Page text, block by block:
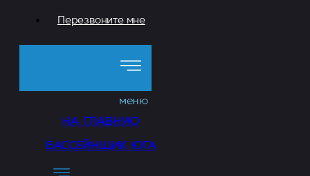
Перезвоните мне
меню
НА ГЛАВНУЮ
БАССЕЙНЩИК ЮГА